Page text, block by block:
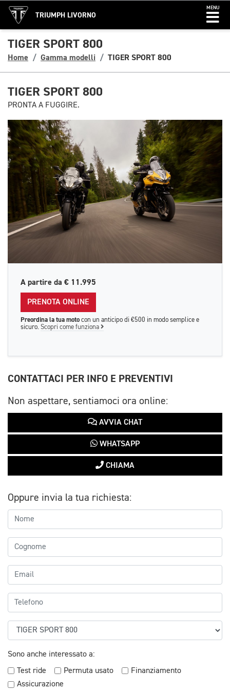
TRIUMPH LIVORNO
MENU
TIGER SPORT 800
Home Gamma modelli TIGER SPORT 800
TIGER SPORT 800
PRONTA A FUGGIRE.
A partire da € 11.995
PRENOTA ONLINE
Preordina la tua moto con un anticipo di €500 in modo semplice e
sicuro. Scopri come funziona
CONTATTACI PER INFO E PREVENTIVI
Non aspettare, sentiamoci ora online:
AVVIA CHAT
WHATSAPP
CHIAMA
Oppure invia la tua richiesta:
Sono anche interessato a:
Test ride
Permuta usato
Finanziamento
Assicurazione